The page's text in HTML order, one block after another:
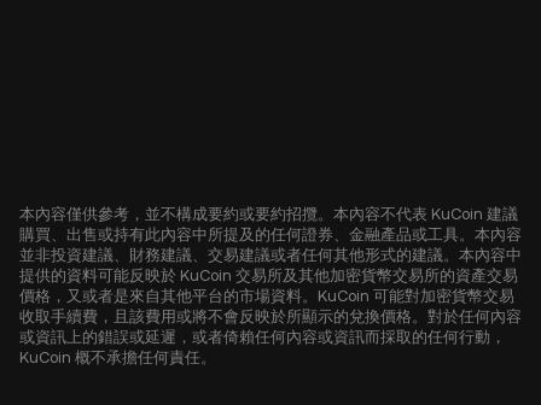
本內容僅供參考，並不構成要約或要約招攬。本內容不代表 KuCoin 建議
購買、出售或持有此內容中所提及的任何證券、金融產品或工具。本內容
並非投資建議、財務建議、交易建議或者任何其他形式的建議。本內容中
提供的資料可能反映於 KuCoin 交易所及其他加密貨幣交易所的資產交易
價格，又或者是來自其他平台的市場資料。KuCoin 可能對加密貨幣交易
收取手續費，且該費用或將不會反映於所顯示的兌換價格。對於任何內容
或資訊上的錯誤或延遲，或者倚賴任何內容或資訊而採取的任何行動，
KuCoin 概不承擔任何責任。